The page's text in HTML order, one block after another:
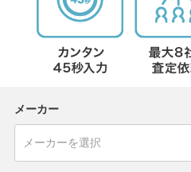
メーカー